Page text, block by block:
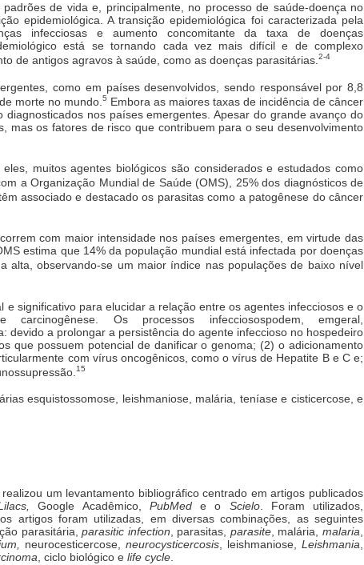
de vida e, principalmente, no processo de saúde-doença no
epidemiológica. A transição epidemiológica foi caracterizada pela
infecciosas e aumento concomitante da taxa de doenças
está se tornando cada vez mais difícil e de complexo
de antigos agravos à saúde, como as doenças parasitárias. 2-4
como em países desenvolvidos, sendo responsável por 8,8
morte no mundo. 5 Embora as maiores taxas de incidência de câncer
nos países emergentes. Apesar do grande avanço do
mas os fatores de risco que contribuem para o seu desenvolvimento
muitos agentes biológicos são considerados e estudados como
a Organização Mundial de Saúde (OMS), 25% dos diagnósticos de
associado e destacado os parasitas como a patogênese do câncer
com maior intensidade nos países emergentes, em virtude das
estima que 14% da população mundial está infectada por doenças
alta, observando-se um maior índice nas populações de baixo nível
significativo para elucidar a relação entre os agentes infecciosos e o
Os processos infecciosospodem, emgeral,
devido a prolongar a persistência do agente infeccioso no hospedeiro
que possuem potencial de danificar o genoma; (2) o adicionamento
com vírus oncogênicos, como o vírus de Hepatite B e C e;
15
esquistossomose, leishmaniose, malária, teníase e cisticercose, e
um levantamento bibliográfico centrado em artigos publicados
Google Acadêmico, PubMede o Scielo. Foram utilizados,
artigos foram utilizadas, em diversas combinações, as seguintes
parasitária,parasitic infection, parasitas, parasite, malária,malaria,
neurocesticercose, neurocysticercosis, leishmaniose, Leishmania,
, ciclo biológico e life cycle.